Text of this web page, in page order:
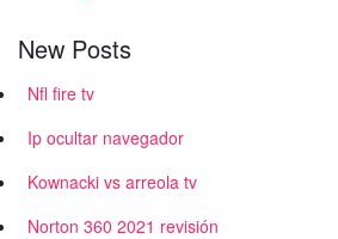
New Posts
Nfl fire tv
Ip ocultar navegador
Kownacki vs arreola tv
Norton 360 2021 revisión